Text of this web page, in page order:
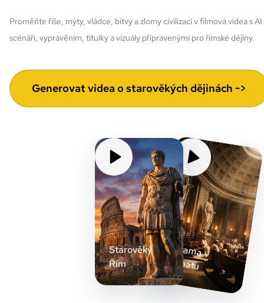
Proměňte říše, mýty, vládce, bitvy a zlomy civilizací v filmová videa s AI
scénáři, vyprávěním, titulky a vizuály připravenými pro římské dějiny.
Generovat videa o starověkých dějinách ->
Starověký
Řím
Dram
a v
senátu